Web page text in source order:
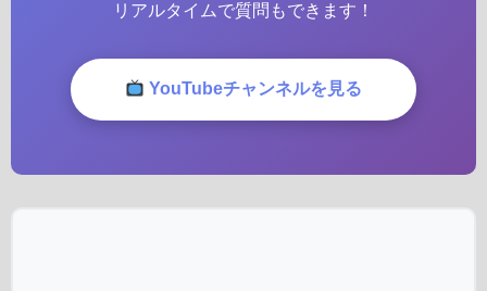
リアルタイムで質問もできます！
YouTubeチャンネルを見る